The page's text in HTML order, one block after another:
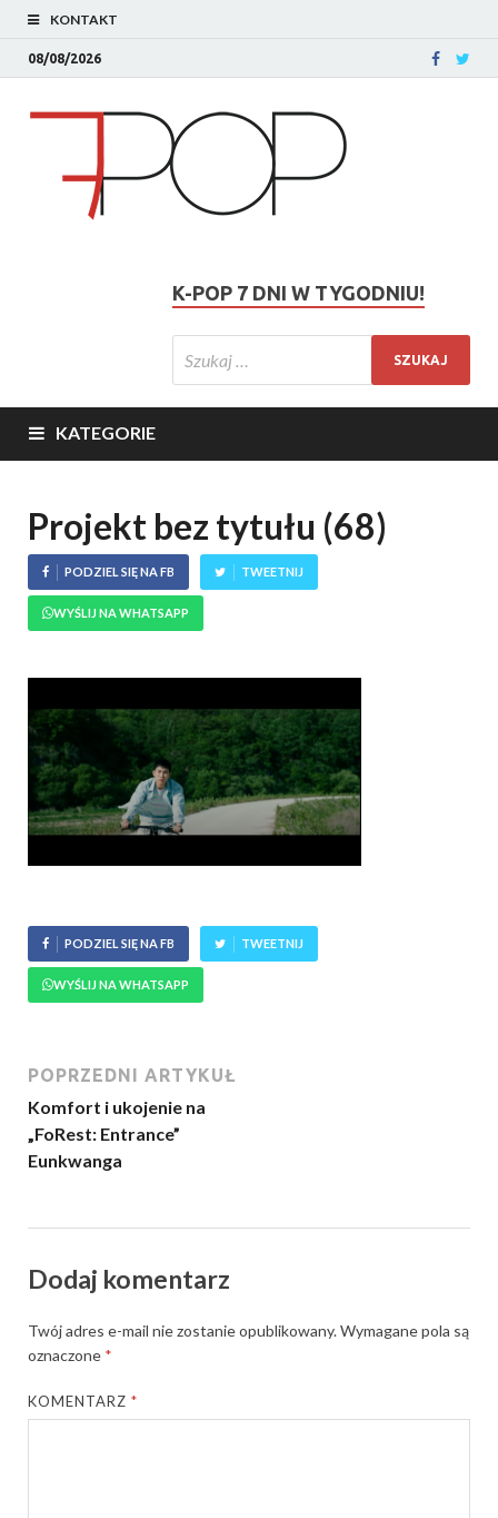
KONTAKT
08/08/2026
K-POP 7 DNI W TYGODNIU!
KATEGORIE
Projekt bez tytułu (68)
PODZIEL SIĘ NA FB TWEETNIJ
WYŚLIJ NA WHATSAPP
PODZIEL SIĘ NA FB TWEETNIJ
WYŚLIJ NA WHATSAPP
POPRZEDNI ARTYKUŁ
Komfort i ukojenie na
„FoRest: Entrance”
Eunkwanga
Dodaj komentarz
Twój adres e-mail nie zostanie opublikowany.Wymagane pola są
oznaczone *
KOMENTARZ*